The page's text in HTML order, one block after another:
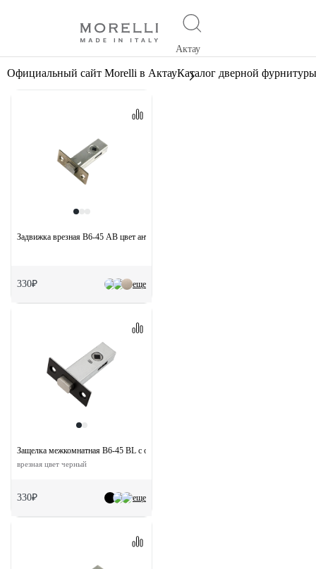
Актау
Официальный сайт Morelli в АктауКаталог дверной фурнитуры
еще
Задвижка врезная B6-45 AB цвет античная бронза
330₽
еще
Защелка межкомнатная B6-45 BL с ответной планкой
врезная цвет черный
330₽